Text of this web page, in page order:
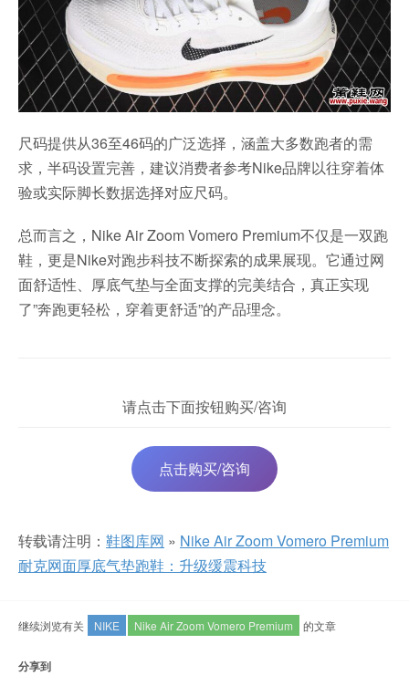
尺码提供从36至46码的广泛选择，涵盖大多数跑者的需
求，半码设置完善，建议消费者参考Nike品牌以往穿着体
验或实际脚长数据选择对应尺码。
总而言之，Nike Air Zoom Vomero Premium不仅是一双跑
鞋，更是Nike对跑步科技不断探索的成果展现。它通过网
面舒适性、厚底气垫与全面支撑的完美结合，真正实现
了”奔跑更轻松，穿着更舒适”的产品理念。
请点击下面按钮购买/咨询
点击购买/咨询
转载请注明： 鞋图库网 » Nike Air Zoom Vomero Premium
耐克网面厚底气垫跑鞋：升级缓震科技
继续浏览有关 NIKE Nike Air Zoom Vomero Premium 的文章
分享到